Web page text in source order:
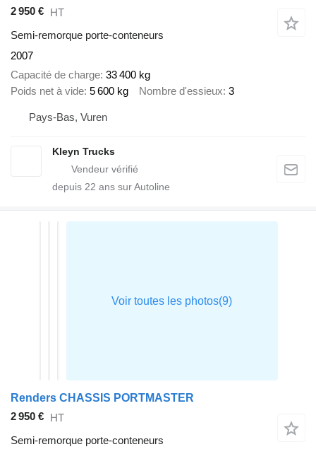
2 950 € HT
Semi-remorque porte-conteneurs
2007
Capacité de charge 33 400 kg
Poids net à vide 5 600 kg Nombre d'essieux 3
Pays-Bas, Vuren
Kleyn Trucks
depuis 22 ans sur Autoline
Renders CHASSIS PORTMASTER
2 950 € HT
Semi-remorque porte-conteneurs